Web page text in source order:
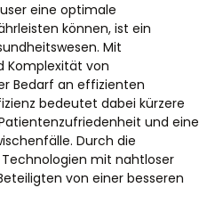
eine optimale
können, ist ein
Mit
Komplexität von
Bedarf an effizienten
bedeutet dabei kürzere
und eine
Durch die
mit nahtloser
von einer besseren